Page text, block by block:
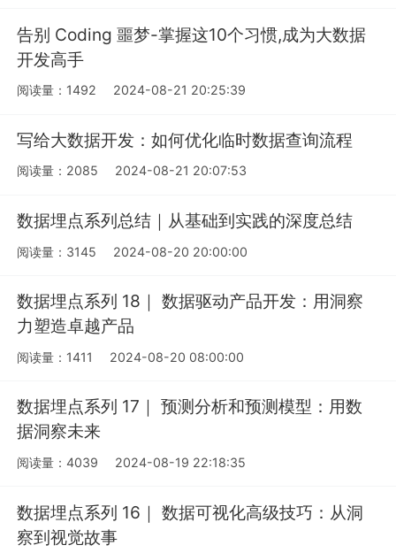
告别 Coding 噩梦-掌握这10个习惯,成为大数据
开发高手
阅读量：1492 2024-08-21 20:25:39
写给大数据开发：如何优化临时数据查询流程
阅读量：2085 2024-08-21 20:07:53
数据埋点系列总结｜从基础到实践的深度总结
阅读量：3145 2024-08-20 20:00:00
数据埋点系列 18｜ 数据驱动产品开发：用洞察
力塑造卓越产品
阅读量：1411 2024-08-20 08:00:00
数据埋点系列 17｜ 预测分析和预测模型：用数
据洞察未来
阅读量：4039 2024-08-19 22:18:35
数据埋点系列 16｜ 数据可视化高级技巧：从洞
察到视觉故事